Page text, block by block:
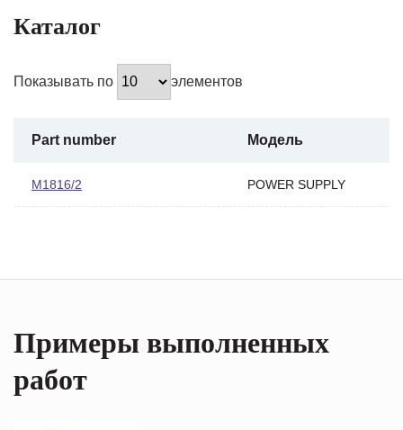
Каталог
Показывать по элементов
Part number Модель
M1816/2 POWER SUPPLY
Примеры выполненных
работ